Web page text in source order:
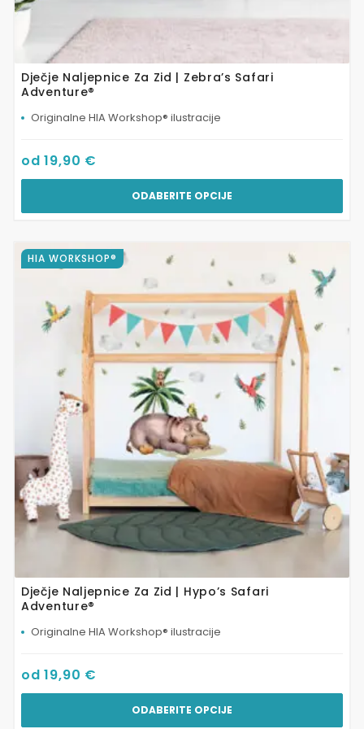
Dječje Naljepnice Za Zid | Zebra’s Safari
Adventure®
Originalne HIA Workshop® ilustracije
od19,90 €
ODABERITE OPCIJE
Dječje Naljepnice Za Zid | Hypo’s Safari
Adventure®
HIA WORKSHOP®
Originalne HIA Workshop® ilustracije
od19,90 €
ODABERITE OPCIJE
Ovaj
proizvod
varijanti.
odabrati
stranici
proizvoda